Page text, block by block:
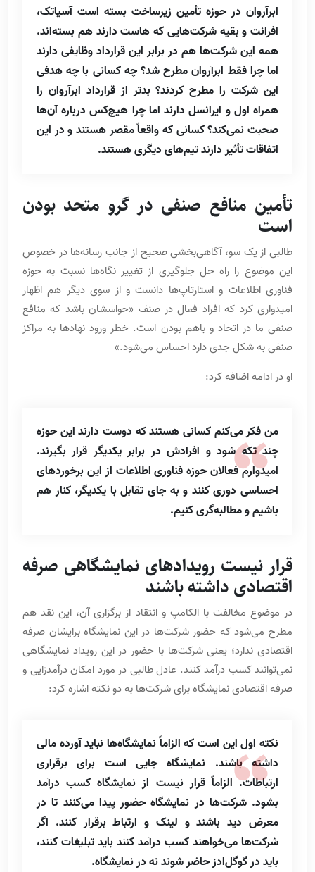
ابرآروان در حوزه تأمین زیرساخت بسته است آسیاتک،
افرانت و بقیه شرکت‌هایی که هاست دارند هم بسته‌اند.
همه این شرکت‌ها هم در برابر این قرارداد وظایفی دارند
اما چرا فقط ابرآروان مطرح شد؟ چه کسانی با چه هدفی
این شرکت را مطرح کردند؟ بدتر از قرارداد ابرآروان را
همراه اول و ایرانسل دارند اما چرا هیچ‌کس درباره آن‌ها
صحبت نمی‌کند؟ کسانی که واقعاً مقصر هستند و در این
اتفاقات تأثیر دارند تیم‌های دیگری هستند.
تأمین منافع صنفی در گرو متحد بودن
است
طالبی از یک سو، آگاهی‌بخشی صحیح از جانب رسانه‌ها در خصوص
این موضوع را راه حل جلوگیری از تغییر نگاه‌ها نسبت به حوزه
فناوری اطلاعات و استارتاپ‌ها دانست و از سوی دیگر هم اظهار
امیدواری کرد که افراد فعال در صنف «حواسشان باشد که منافع
صنفی ما در اتحاد و باهم بودن است. خطر ورود نهادها به مراکز
صنفی به شکل جدی دارد احساس می‌شود.»
او در ادامه اضافه کرد:
من فکر می‌کنم کسانی هستند که دوست دارند این حوزه
چند تکه شود و افرادش در برابر یکدیگر قرار بگیرند.
امیدوارم فعالان حوزه فناوری اطلاعات از این برخوردهای
احساسی دوری کنند و به جای تقابل با یکدیگر، کنار هم
باشیم و مطالبه‌گری کنیم.
قرار نیست رویدادهای نمایشگاهی صرفه
اقتصادی داشته باشند
در موضوع مخالفت با الکامپ و انتقاد از برگزاری آن، این نقد هم
مطرح می‌شود که حضور شرکت‌ها در این نمایشگاه برایشان صرفه
اقتصادی ندارد؛ یعنی شرکت‌ها با حضور در این رویداد نمایشگاهی
نمی‌توانند کسب درآمد کنند. عادل طالبی در مورد امکان درآمدزایی و
صرفه اقتصادی نمایشگاه برای شرکت‌ها به دو نکته اشاره کرد:
نکته اول این است که الزاماً نمایشگاه‌ها نباید آورده مالی
داشته باشند. نمایشگاه جایی است برای برقراری
ارتباطات. الزاماً قرار نیست از نمایشگاه کسب درآمد
بشود. شرکت‌ها در نمایشگاه حضور پیدا می‌کنند تا در
معرض دید باشند و لینک و ارتباط برقرار کنند. اگر
شرکت‌ها می‌خواهند کسب درآمد کنند باید تبلیغات کنند،
باید در گوگل‌ادز حاضر شوند نه در نمایشگاه.